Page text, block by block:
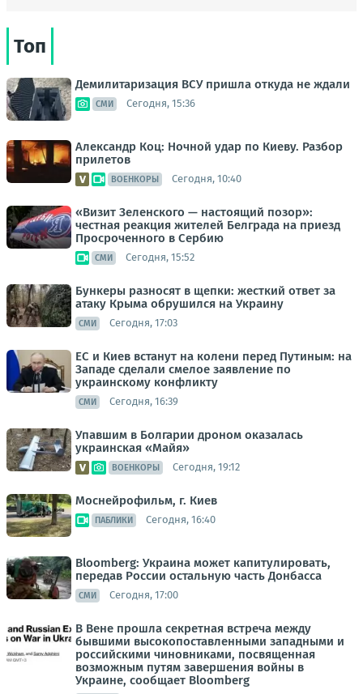
Топ
Демилитаризация ВСУ пришла откуда не ждали
СМИ Сегодня, 15:36
Александр Коц: Ночной удар по Киеву. Разбор
прилетов
ВОЕНКОРЫ Сегодня, 10:40
«Визит Зеленского — настоящий позор»:
честная реакция жителей Белграда на приезд
Просроченного в Сербию
СМИ Сегодня, 15:52
Бункеры разносят в щепки: жесткий ответ за
атаку Крыма обрушился на Украину
СМИ Сегодня, 17:03
ЕС и Киев встанут на колени перед Путиным: на
Западе сделали смелое заявление по
украинскому конфликту
СМИ Сегодня, 16:39
Упавшим в Болгарии дроном оказалась
украинская «Майя»
ВОЕНКОРЫ Сегодня, 19:12
Моснейрофильм, г. Киев
ПАБЛИКИ Сегодня, 16:40
Bloomberg: Украина может капитулировать,
передав России остальную часть Донбасса
СМИ Сегодня, 17:00
В Вене прошла секретная встреча между
бывшими высокопоставленными западными и
российскими чиновниками, посвященная
возможным путям завершения войны в
Украине, сообщает Bloomberg